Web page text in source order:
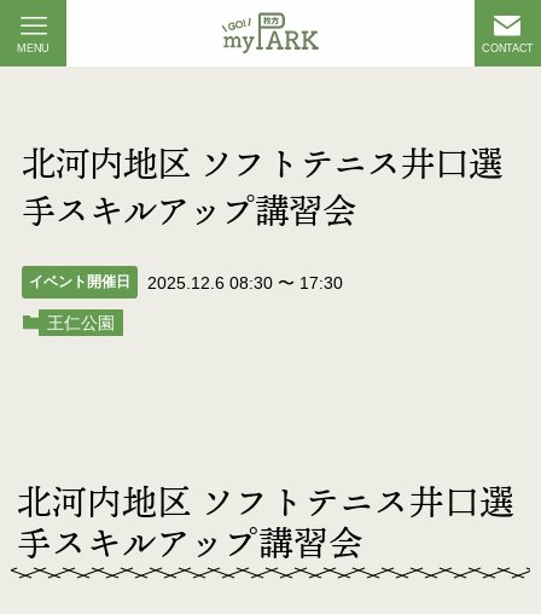
CONTACT
MENU
北河内地区 ソフトテニス井口選
手スキルアップ講習会
イベント開催日 2025.12.6 08:30 〜 17:30
王仁公園
北河内地区 ソフトテニス井口選
手スキルアップ講習会